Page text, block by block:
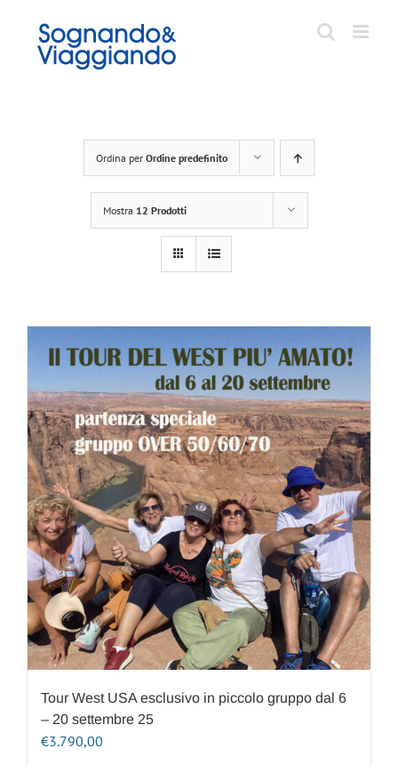
contenuto
Ordina per Ordine predefinito
Mostra 12 Prodotti
Tour West USA esclusivo in piccolo gruppo dal 6
– 20 settembre 25
€3.790,00